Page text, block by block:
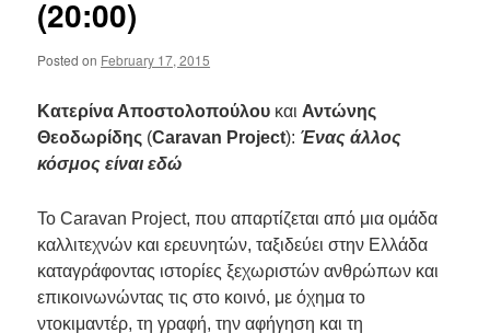
(20:00)
Posted on February 17, 2015
Κατερίνα Αποστολοπούλου και Αντώνης
Θεοδωρίδης (Caravan Project): Ένας άλλος
κόσμος είναι εδώ
Το Caravan Project, που απαρτίζεται από μια ομάδα
καλλιτεχνών και ερευνητών, ταξιδεύει στην Ελλάδα
καταγράφοντας ιστορίες ξεχωριστών ανθρώπων και
επικοινωνώντας τις στο κοινό, με όχημα το
ντοκιμαντέρ, τη γραφή, την αφήγηση και τη